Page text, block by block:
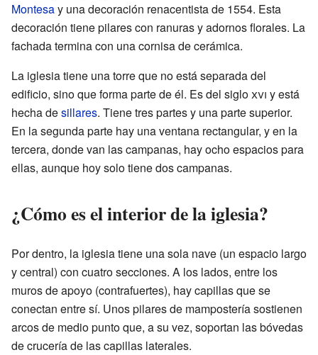
Montesay una decoración renacentista de 1554. Esta
decoración tiene pilares con ranuras y adornos florales. La
fachada termina con una cornisa de cerámica.
La iglesia tiene una torre que no está separada del
edificio, sino que forma parte de él. Es del sigloxvi y está
hecha desillares. Tiene tres partes y una parte superior.
En la segunda parte hay una ventana rectangular, y en la
tercera, donde van las campanas, hay ocho espacios para
ellas, aunque hoy solo tiene dos campanas.
¿Cómo es el interior de la iglesia?
Por dentro, la iglesia tiene una sola nave (un espacio largo
y central) con cuatro secciones. A los lados, entre los
muros de apoyo (contrafuertes), hay capillas que se
conectan entre sí. Unos pilares de mampostería sostienen
arcos de medio punto que, a su vez, soportan las bóvedas
de crucería de las capillas laterales.